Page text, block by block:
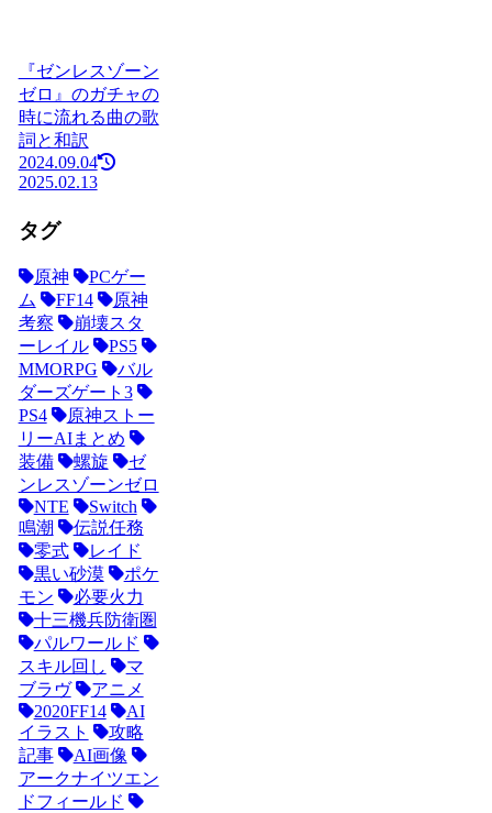
『ゼンレスゾーン
ゼロ』のガチャの
時に流れる曲の歌
詞と和訳
2024.09.04
2025.02.13
タグ
原神
PCゲー
ム
FF14
原神
考察
崩壊スタ
ーレイル
PS5
MMORPG
バル
ダーズゲート3
PS4
原神ストー
リーAIまとめ
装備
螺旋
ゼ
ンレスゾーンゼロ
NTE
Switch
鳴潮
伝説任務
零式
レイド
黒い砂漠
ポケ
モン
必要火力
十三機兵防衛圏
パルワールド
スキル回し
マ
ブラヴ
アニメ
2020FF14
AI
イラスト
攻略
記事
AI画像
アークナイツエン
ドフィールド